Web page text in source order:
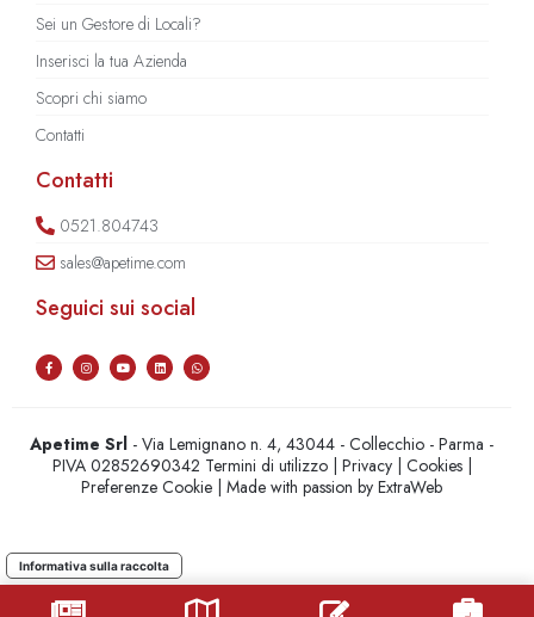
Sei un Gestore di Locali?
Inserisci la tua Azienda
Scopri chi siamo
Contatti
Contatti
0521.804743
sales@apetime.com
Seguici sui social
Apetime Srl - Via Lemignano n. 4, 43044 - Collecchio - Parma -
PIVA 02852690342 Termini di utilizzo| Privacy| Cookies|
Preferenze Cookie | Made with passion byExtraWeb
Informativa sulla raccolta